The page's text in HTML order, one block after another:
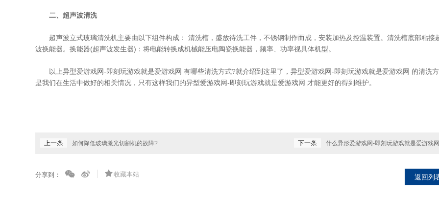
二、超声波清洗
超声波立式玻璃清洗机主要由以下组件构成： 清洗槽，盛放待洗工件，不锈钢制作而成，安装加热及控温装置。清洗槽底部粘接
波换能器。换能器(超声波发生器)：将电能转换成机械能压电陶瓷换能器，频率、功率视具体机型。
以上异型爱游戏网-即刻玩游戏就是爱游戏网 有哪些清洗方式?就介绍到这里了，异型爱游戏网-即刻玩游戏就是爱游戏网 的清洗
是我们在生活中做好的相关情况，只有这样我们的异型爱游戏网-即刻玩游戏就是爱游戏网 才能更好的得到维护。
上一条 如何降低玻璃激光切割机的故障? 下一条 什么异形爱游戏网-即刻玩游戏就是爱游戏
分享到： 收藏本站 返回列